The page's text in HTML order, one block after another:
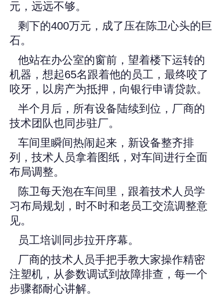
元，远远不够。
剩下的400万元，成了压在陈卫心头的巨
石。
他站在办公室的窗前，望着楼下运转的
机器，想起65名跟着他的员工，最终咬了
咬牙，以房产为抵押，向银行申请贷款。
半个月后，所有设备陆续到位，厂商的
技术团队也同步驻厂。
车间里瞬间热闹起来，新设备整齐排
列，技术人员拿着图纸，对车间进行全面
布局调整。
陈卫每天泡在车间里，跟着技术人员学
习布局规划，时不时和老员工交流调整意
见。
员工培训同步拉开序幕。
厂商的技术人员手把手教大家操作精密
注塑机，从参数调试到故障排查，每一个
步骤都耐心讲解。